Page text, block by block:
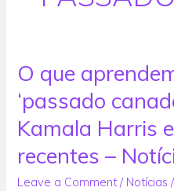
O que
‘passado
Kamala Harris
recentes –
Leave a Comment / Notícias /
O
que
aprendemos
sobre
o
‘passado
canadense